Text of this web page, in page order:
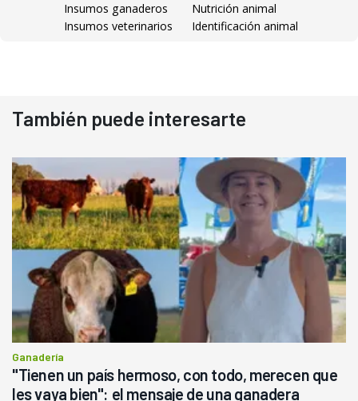
Insumos ganaderos
Nutrición animal
Insumos veterinarios
Identificación animal
También puede interesarte
Ganadería
"Tienen un país hermoso, con todo, merecen que
les vaya bien": el mensaje de una ganadera